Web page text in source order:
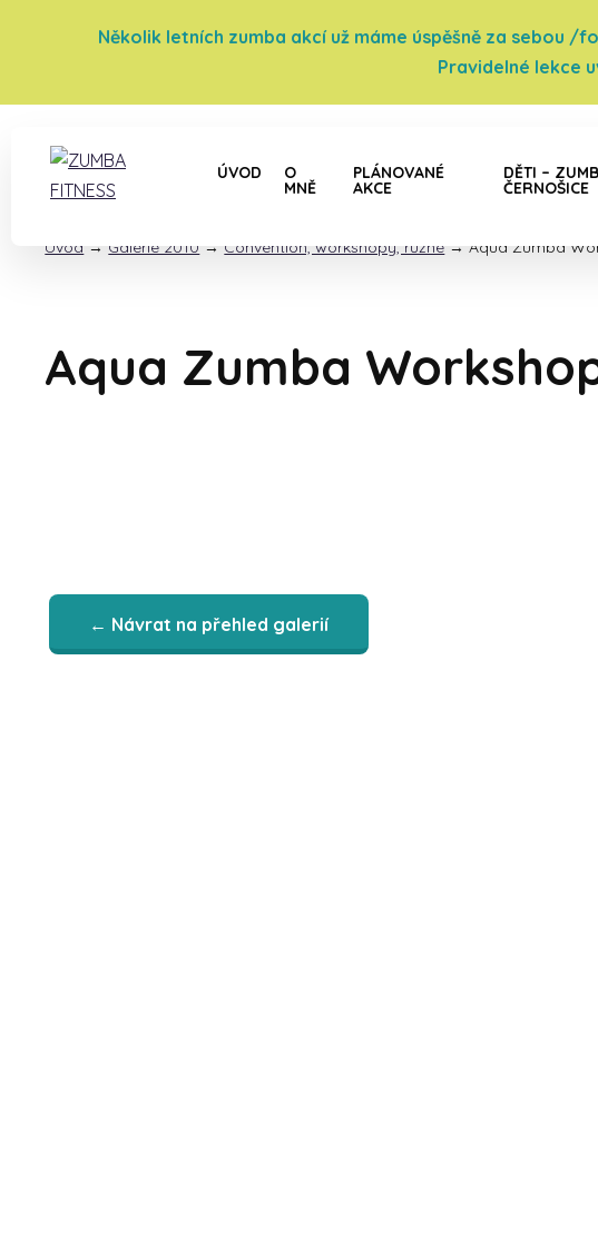
Několik letních zumba akcí už máme úspěšně za sebou
Pravidelné lekce
ÚVOD O
MNĚ
PLÁNOVANÉ
AKCE
DĚTI –
ČERNOŠICE
Úvod → Galerie 2010 → Convention, workshopy, různé →Aqua Zumba
Aqua Zumba
← Návrat na přehled galerií